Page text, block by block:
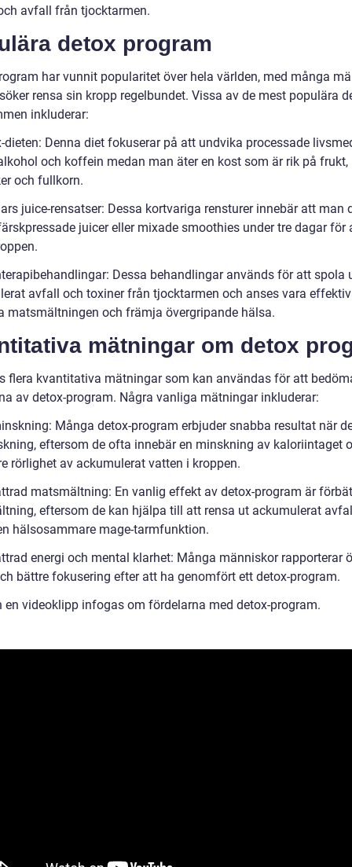
avfall från tjocktarmen.
detox program
har vunnit popularitet över hela världen, med många
rensa sin kropp regelbundet. Vissa av de mest populära
inkluderar:
dieten: Denna diet fokuserar på att undvika processade
och koffein medan man äter en kost som är rik på frukt,
och fullkorn.
juice-rensatser: Dessa kortvariga rensturer innebär att man
juicer eller mixade smoothies under tre dagar för
Dessa behandlingar används för att spola
avfall och toxiner från tjocktarmen och anses vara
matsmältningen och främja övergripande hälsa.
mätningar om detox
flera kvantitativa mätningar som kan användas för att
av detox-program. Några vanliga mätningar inkluderar:
Många detox-program erbjuder snabba resultat när
eftersom de ofta innebär en minskning av kaloriintaget
rörlighet av ackumulerat vatten i kroppen.
matsmältning: En vanlig effekt av detox-program är
eftersom de kan hjälpa till att rensa ut ackumulerat
hälsosammare mage-tarmfunktion.
energi och mental klarhet: Många människor rapporterar
bättre fokusering efter att ha genomfört ett detox-program.
en videoklipp infogas om fördelarna med detox-program.